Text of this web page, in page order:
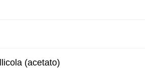
(acetato)